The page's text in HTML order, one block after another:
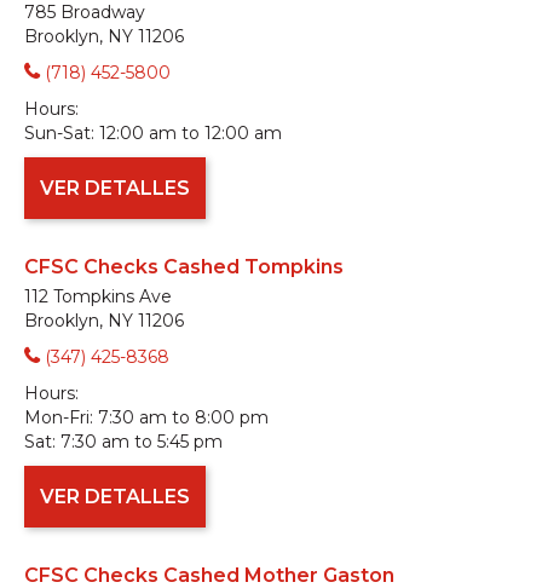
785 Broadway
Brooklyn, NY 11206
(718) 452-5800
Hours:
Sun-Sat: 12:00 am to 12:00 am
VER DETALLES
CFSC Checks Cashed Tompkins
112 Tompkins Ave
Brooklyn, NY 11206
(347) 425-8368
Hours:
Mon-Fri: 7:30 am to 8:00 pm
Sat: 7:30 am to 5:45 pm
VER DETALLES
CFSC Checks Cashed Mother Gaston